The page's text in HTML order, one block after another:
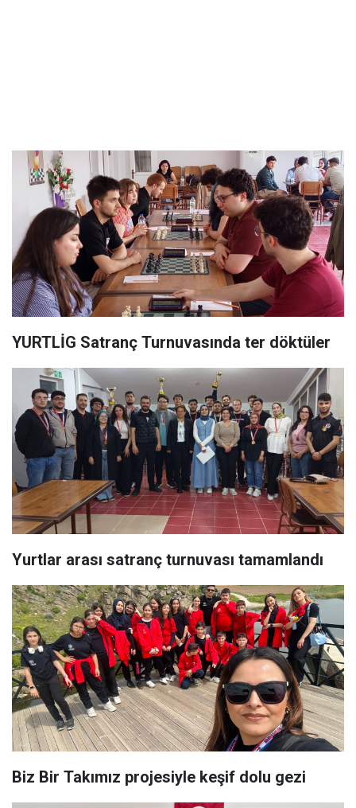
YURTLİG Satranç Turnuvasında ter döktüler
Yurtlar arası satranç turnuvası tamamlandı
Biz Bir Takımız projesiyle keşif dolu gezi